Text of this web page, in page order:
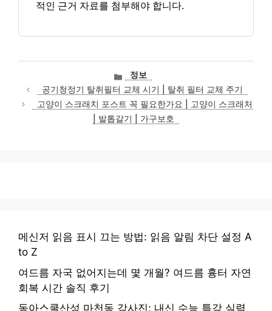
적인 근거 자료를 첨부해야 합니다.
카
테
고
리
정보
공기청정기 탈취필터 교체 시기 | 탈취 필터 교체 주기
고양이 스크래치 포스트 꼭 필요한가요 | 고양이 스크래처
| 발톱갈기 | 가구보호
메신저 읽음 표시 끄는 방법: 읽음 알림 차단 설정 A
to Z
여드름 자국 없어지는데 몇 개월? 여드름 흉터 자연
회복 시간 솔직 후기
동아스쿨산성 마천동 강사진: 내신 수능 특강 실력